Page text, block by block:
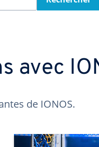
avec
de IONOS.